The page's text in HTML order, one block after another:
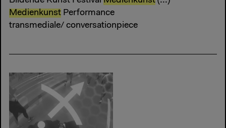
Medienkunst Performance
transmediale/ conversationpiece